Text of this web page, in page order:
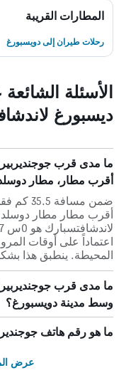
المطارات القريبة
رحلات طيران إلى دويسبورغ
الأسئلة
ديسبورغ
ما مدى قرب
أقرب مطار، مطار
ضمن
أقرب مطار مطار
اعتماداً على أوقات
المحيطة. ينطبق هذا
ما مدى قرب
وسط مدينة دويسبورغ؟
ما هو رقم هاتف
عرض